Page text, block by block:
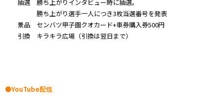
抽選 勝ち上がりインタビュー時に抽選。
勝ち上がり選手一人につき3枚当選番号を発表
景品 センバツ甲子園クオカード+車券購入券500円
引換 キラキラ広場（引換は翌日まで）
●YouTube配信